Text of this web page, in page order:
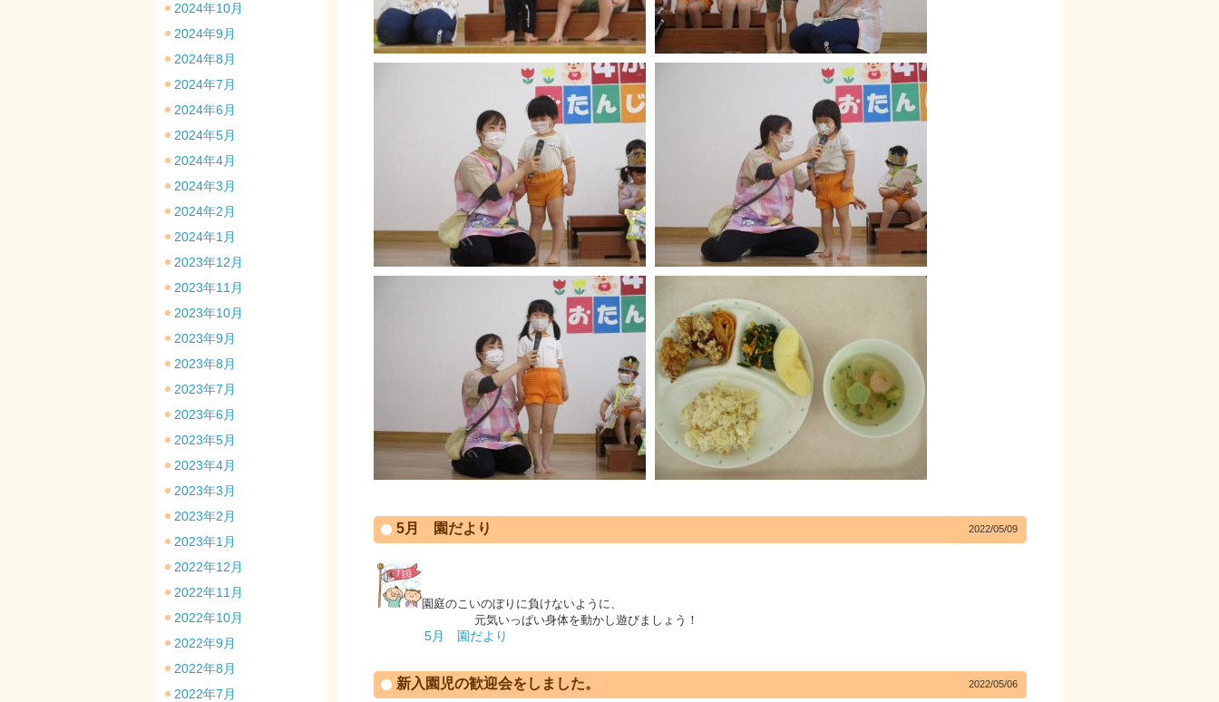
5月 園だより 2022/05/09
園庭のこいのぼりに負けないように、
元気いっぱい身体を動かし遊びましょう！
5月 園だより
新入園児の歓迎会をしました。 2022/05/06
2024年10月
2024年9月
2024年8月
2024年7月
2024年6月
2024年5月
2024年4月
2024年3月
2024年2月
2024年1月
2023年12月
2023年11月
2023年10月
2023年9月
2023年8月
2023年7月
2023年6月
2023年5月
2023年4月
2023年3月
2023年2月
2023年1月
2022年12月
2022年11月
2022年10月
2022年9月
2022年8月
2022年7月